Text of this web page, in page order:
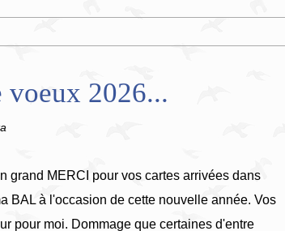
voeux 2026...
grand MERCI pour vos cartes arrivées dans
BAL à l'occasion de cette nouvelle année. Vos
pour moi. Dommage que certaines d'entre